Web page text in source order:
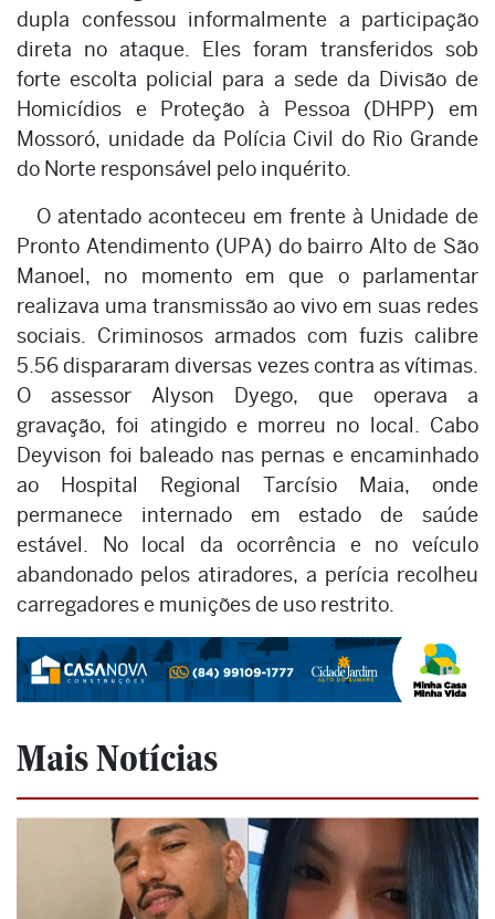
dupla confessou informalmente a participação
direta no ataque. Eles foram transferidos sob
forte escolta policial para a sede da Divisão de
Homicídios e Proteção à Pessoa (DHPP) em
Mossoró, unidade da Polícia Civil do Rio Grande
do Norte responsável pelo inquérito.
O atentado aconteceu em frente à Unidade de
Pronto Atendimento (UPA) do bairro Alto de São
Manoel, no momento em que o parlamentar
realizava uma transmissão ao vivo em suas redes
sociais. Criminosos armados com fuzis calibre
5.56 dispararam diversas vezes contra as vítimas.
O assessor Alyson Dyego, que operava a
gravação, foi atingido e morreu no local. Cabo
Deyvison foi baleado nas pernas e encaminhado
ao Hospital Regional Tarcísio Maia, onde
permanece internado em estado de saúde
estável. No local da ocorrência e no veículo
abandonado pelos atiradores, a perícia recolheu
carregadores e munições de uso restrito.
Mais Notícias